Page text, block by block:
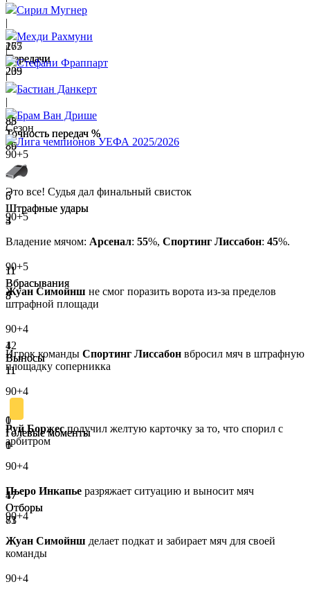
267
Передачи
209
88
Точность передач %
89
6
Штрафные удары
3
11
Вбрасывания
5
4
Выносы
11
0
Голевые моменты
1
47
Отборы
83
175
Передачи
235
85
Точность передач %
86
5
Штрафные удары
4
11
Вбрасывания
8
12
Выносы
11
1
Голевые моменты
0
17
Отборы
71
Сирил Мугнер
|
Мехди Рахмуни
|
Стефани Фраппарт
|
Бастиан Данкерт
|
Брам Ван Дрише
Сезон
Лига чемпионов УЕФА 2025/2026
90+5
Это все! Судья дал финальный свисток
90+5
Владение мячом: Арсенал: 55%, Спортинг Лиссабон: 45%.
90+5
Жуан Симойнш не смог поразить ворота из-за пределов
штрафной площади
90+4
Игрок команды Спортинг Лиссабон вбросил мяч в штрафную
площадку соперникка
90+4
Руй Боржесполучил желтую карточку за то, что спорил с
арбитром
90+4
Пьеро Инкапье разряжает ситуацию и выносит мяч
90+4
Жуан Симойнш делает подкат и забирает мяч для своей
команды
90+4